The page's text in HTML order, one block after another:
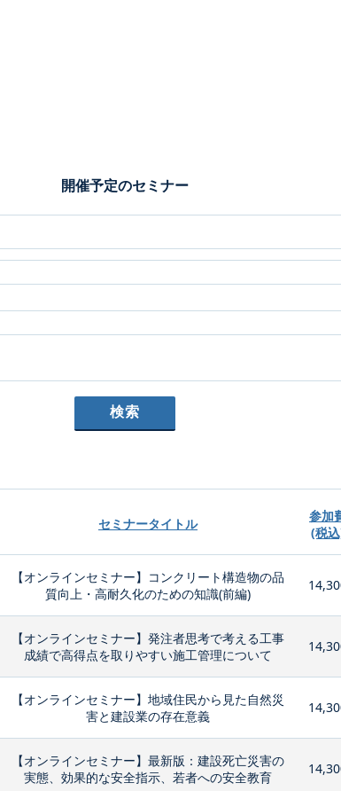
開催予定のセミナー
セミナータイトル
参加
(税
【オンラインセミナー】コンクリート構造物の品
質向上・高耐久化のための知識(前編)
【オンラインセミナー】発注者思考で考える工事
成績で高得点を取りやすい施工管理について
【オンラインセミナー】地域住民から見た自然災
害と建設業の存在意義
【オンラインセミナー】最新版：建設死亡災害の
実態、効果的な安全指示、若者への安全教育